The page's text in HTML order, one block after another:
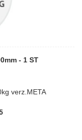
- 1 ST
verz.META